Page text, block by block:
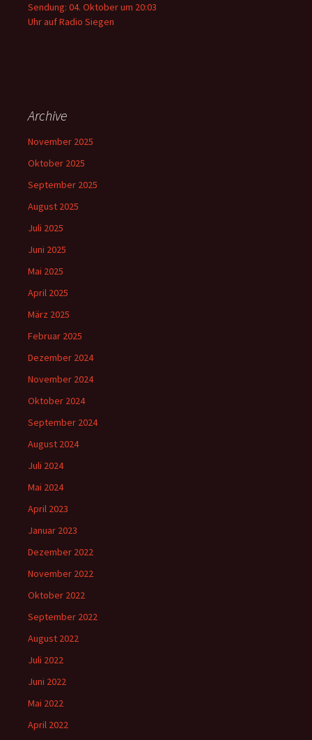
Sendung: 04. Oktober um 20:03
Uhr auf Radio Siegen
Archive
November 2025
Oktober 2025
September 2025
August 2025
Juli 2025
Juni 2025
Mai 2025
April 2025
März 2025
Februar 2025
Dezember 2024
November 2024
Oktober 2024
September 2024
August 2024
Juli 2024
Mai 2024
April 2023
Januar 2023
Dezember 2022
November 2022
Oktober 2022
September 2022
August 2022
Juli 2022
Juni 2022
Mai 2022
April 2022